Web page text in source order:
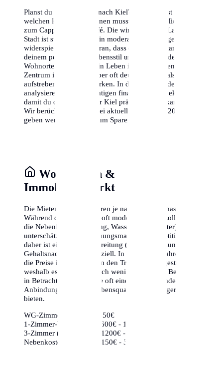
Planst du einen Umzug nach Kiel? Hier erfährst du, mit
welchen Kosten du rechnen musst – von der Miete bis
zum Cappuccino im Café. Die wirtschaftliche Lage der
Stadt ist stabil, was sich in moderaten Preissteigerungen
widerspiegelt. Denke daran, dass die Kosten stark von
deinem persönlichen Lebensstil und der Wahl deines
Wohnortes abhängen. Ein Leben im historischen
Zentrum ist charmant, aber oft deutlich teurer als in den
aufstrebenden Randbezirken. In diesem Leitfaden
analysieren wir alle wichtigen finanziellen Aspekte,
damit du dein Budget für Kiel präzise planen kannst.
Wir berücksichtigen dabei aktuelle Daten von 2024 und
geben wertvolle Tipps zum Sparen.
Wohnkosten &
Immobilienmarkt
Die Mieten in Kiel variieren je nach Stadtteil massiv.
Während die Kaltmieten oft moderat wirken, solltest du
die Nebenkosten (Heizung, Wasser, Hausmeister) nicht
unterschätzen. Der Wohnungsmarkt ist kompetitiv,
daher ist eine gute Vorbereitung (Schufa-Auskunft,
Gehaltsnachweise) essenziell. In den letzten Jahren sind
die Preise insbesondere in den Trendvierteln gestiegen,
weshalb es sich lohnt, auch weniger bekannte Bezirke
in Betracht zu ziehen, die oft eine hervorragende
Anbindung und mehr Lebensqualität für weniger Geld
bieten.
WG-Zimmer:
ca. 350€ - 650€
1-Zimmer-Wohnung:
ca. 600€ - 1000€
3-Zimmer (Zentrum):
ca. 1200€ - 2000€
Nebenkosten (85m²):
ca. 150€ - 350€